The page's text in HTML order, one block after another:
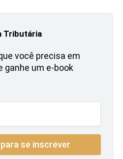
Tributária
você precisa em
ganhe um e-book